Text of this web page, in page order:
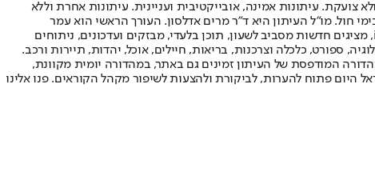
צועקת. עיתונות אמינה, אובייקטיבית ועניינית. עיתונות אחרת וללא
שיעור החשיפה הגבוה ביותר בימי חול. מו"ל העיתון היא ד"ר מרים אדלסון. העורך הראשי הוא עמר
לחמנוביץ, והעורך המייסד הוא עמוס רגב. אתרי האינטרנט של "ישראל היום" בעברית ובאנגלית, כמו כן היישומונים (אפליקציות) לאנדרואיד ול-iOS, מציגים חדשות מסביב לשעון, תוכן בלעדי, מבזקים ועדכונים, ניתוחים
ספורט, כלכלה וצרכנות, בריאות, חיילים, אוכל, יהדות, תיירות ורכב.
המודפסת של העיתון זמינים גם באתר, במהדורה יומית מקוונת,
היום פתוח להערות, לביקורת ולהצעות לשיפור מקהל הקוראים. פנו אלינו